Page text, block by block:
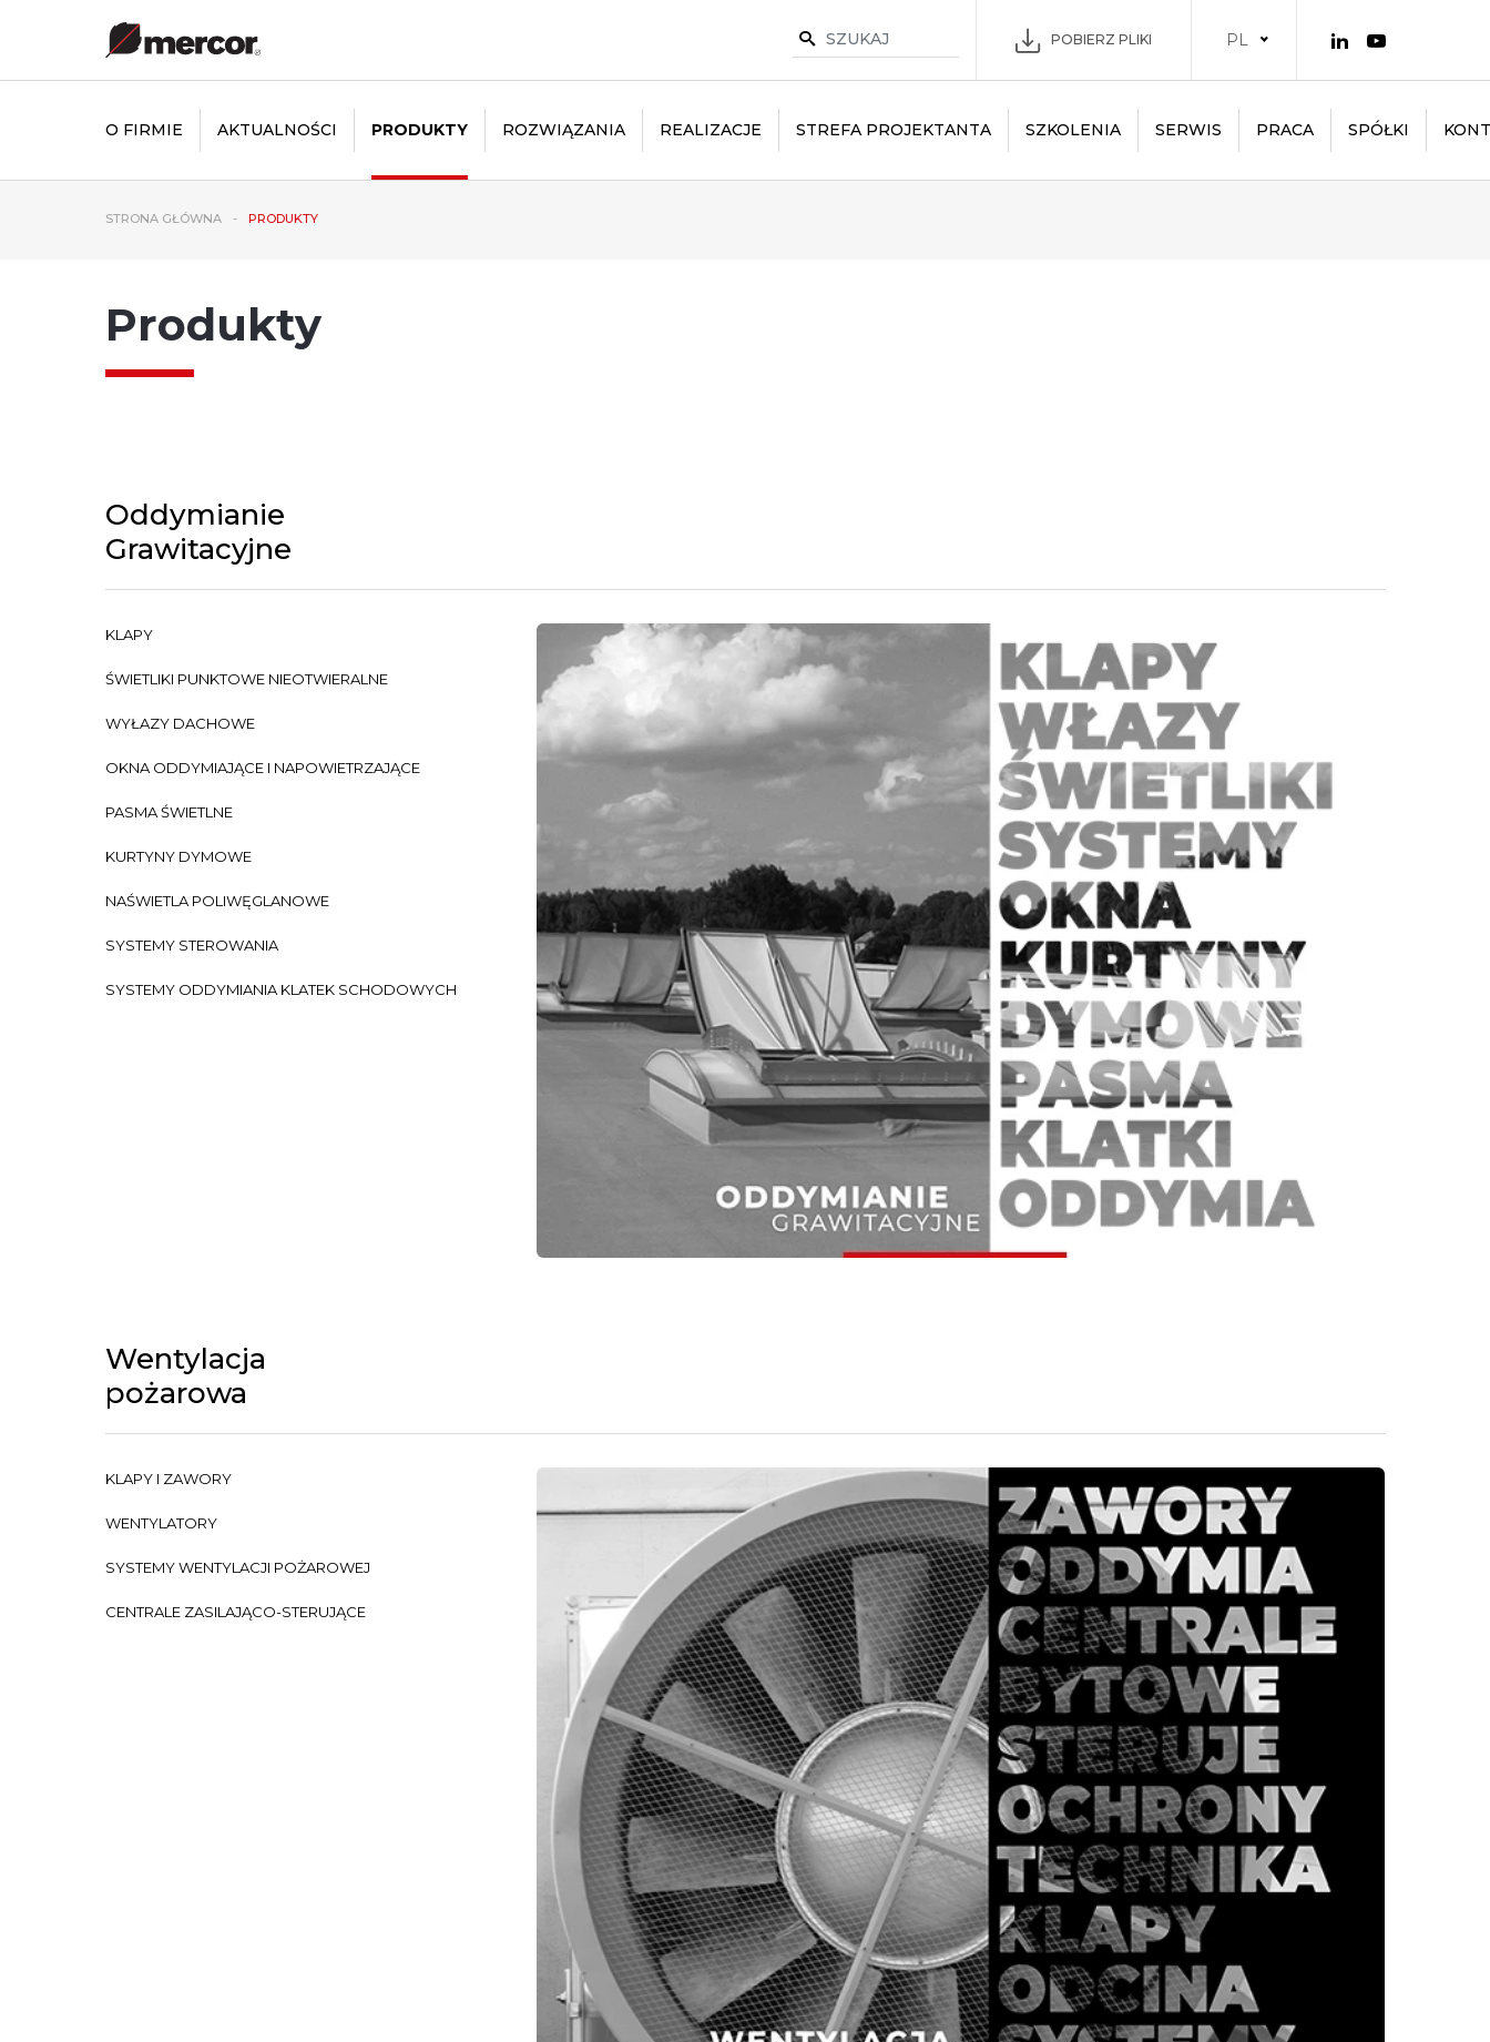
POBIERZ PLIKI PL
O FIRMIE AKTUALNOŚCI PRODUKTY ROZWIĄZANIA REALIZACJE STREFA PROJEKTANTA SZKOLENIA SERWIS PRACA SPÓŁKI
STRONA GŁÓWNA PRODUKTY
Produkty
Oddymianie
Grawitacyjne
KLAPY
ŚWIETLIKI PUNKTOWE NIEOTWIERALNE
WYŁAZY DACHOWE
OKNA ODDYMIAJĄCE I NAPOWIETRZAJĄCE
PASMA ŚWIETLNE
KURTYNY DYMOWE
NAŚWIETLA POLIWĘGLANOWE
SYSTEMY STEROWANIA
SYSTEMY ODDYMIANIA KLATEK SCHODOWYCH
Wentylacja
pożarowa
KLAPY I ZAWORY
WENTYLATORY
SYSTEMY WENTYLACJI POŻAROWEJ
CENTRALE ZASILAJĄCO-STERUJĄCE